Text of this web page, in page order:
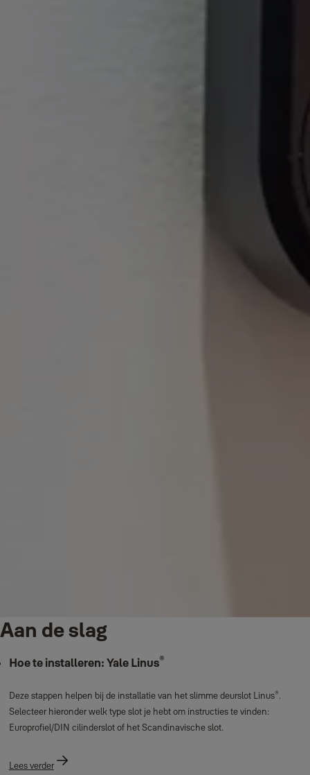
Aan de slag
Hoe te installeren: Yale Linus®
Deze stappen helpen bij de installatie van het slimme deurslot Linus®.
Selecteer hieronder welk type slot je hebt om instructies te vinden:
Europrofiel/DIN cilinderslot of het Scandinavische slot.
Lees verder